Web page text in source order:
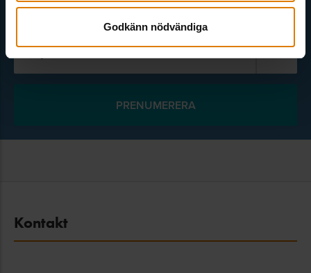
Godkänn nödvändiga
Kontakt